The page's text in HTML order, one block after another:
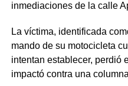
inmediaciones de la calle
La víctima, identificada
mando de su motocicleta
intentan establecer, perdió
impactó contra una